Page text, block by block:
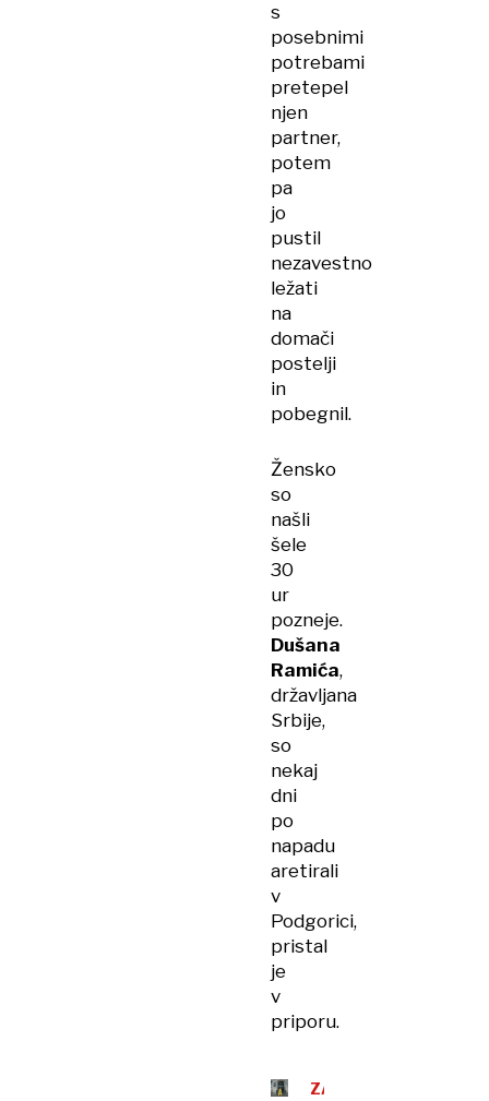
s
posebnimi
potrebami
pretepel
njen
partner,
potem
pa
jo
pustil
nezavestno
ležati
na
domači
postelji
in
pobegnil.
Žensko
so
našli
šele
30
ur
pozneje.
Dušana
Ramića,
državljana
Srbije,
so
nekaj
dni
po
napadu
aretirali
v
Podgorici,
pristal
je
v
priporu.
ZAKONODAJA